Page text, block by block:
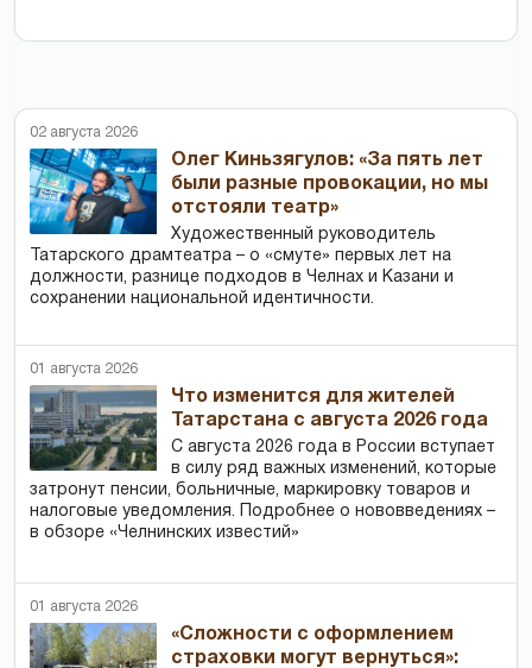
02 августа 2026
Олег Киньзягулов: «За пять лет
были разные провокации, но мы
отстояли театр»
Художественный руководитель
Татарского драмтеатра – о «смуте» первых лет на
должности, разнице подходов в Челнах и Казани и
сохранении национальной идентичности.
01 августа 2026
Что изменится для жителей
Татарстана с августа 2026 года
С августа 2026 года в России вступает
в силу ряд важных изменений, которые
затронут пенсии, больничные, маркировку товаров и
налоговые уведомления. Подробнее о нововведениях –
в обзоре «Челнинских известий»
01 августа 2026
«Сложности с оформлением
страховки могут вернуться»: